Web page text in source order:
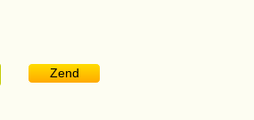
Zend